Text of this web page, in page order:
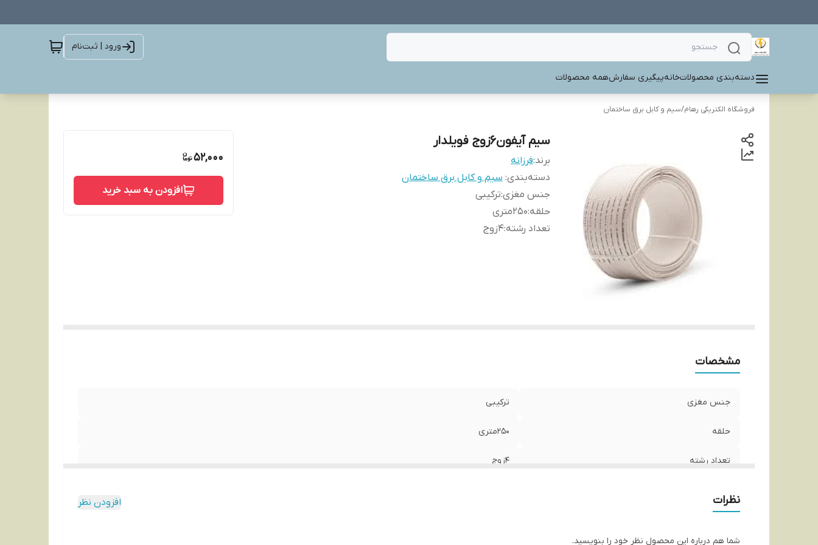
ورود | ثبت‌نام
دسته‌بندی محصولاتخانهپیگیری سفارشهمه محصولات
فروشگاه الکتریکی رهام/سیم و کابل برق ساختمان
سیم آیفون6زوج فویلدار
برند:فرزانه
دسته‌بندی: سیم و کابل برق ساختمان
جنس مغزی:ترکیبی
حلقه:250متری
تعداد رشته:4زوج
52,000
افزودن به سبد خرید
مشخصات
جنس مغزی ترکیبی
حلقه 250متری
تعداد رشته 4زوج
نظرات افزودن نظر
شما هم درباره این محصول نظر خود را بنویسید.